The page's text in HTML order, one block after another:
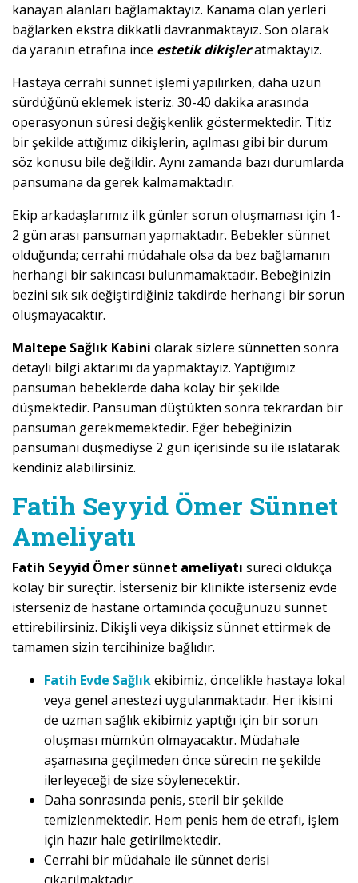
kanayan alanları bağlamaktayız. Kanama olan yerleri
bağlarken ekstra dikkatli davranmaktayız. Son olarak
da yaranın etrafına ince estetik dikişleratmaktayız.
Hastaya cerrahi sünnet işlemi yapılırken, daha uzun
sürdüğünü eklemek isteriz. 30-40 dakika arasında
operasyonun süresi değişkenlik göstermektedir. Titiz
bir şekilde attığımız dikişlerin, açılması gibi bir durum
söz konusu bile değildir. Aynı zamanda bazı durumlarda
pansumana da gerek kalmamaktadır.
Ekip arkadaşlarımız ilk günler sorun oluşmaması için 1-
2 gün arası pansuman yapmaktadır. Bebekler sünnet
olduğunda; cerrahi müdahale olsa da bez bağlamanın
herhangi bir sakıncası bulunmamaktadır. Bebeğinizin
bezini sık sık değiştirdiğiniz takdirde herhangi bir sorun
oluşmayacaktır.
Maltepe Sağlık Kabini olarak sizlere sünnetten sonra
detaylı bilgi aktarımı da yapmaktayız. Yaptığımız
pansuman bebeklerde daha kolay bir şekilde
düşmektedir. Pansuman düştükten sonra tekrardan bir
pansuman gerekmemektedir. Eğer bebeğinizin
pansumanı düşmediyse 2 gün içerisinde su ile ıslatarak
kendiniz alabilirsiniz.
Fatih Seyyid Ömer Sünnet
Ameliyatı
Fatih Seyyid Ömer sünnet ameliyatı süreci oldukça
kolay bir süreçtir. İsterseniz bir klinikte isterseniz evde
isterseniz de hastane ortamında çocuğunuzu sünnet
ettirebilirsiniz. Dikişli veya dikişsiz sünnet ettirmek de
tamamen sizin tercihinize bağlıdır.
Fatih Evde Sağlıkekibimiz, öncelikle hastaya lokal
veya genel anestezi uygulanmaktadır. Her ikisini
de uzman sağlık ekibimiz yaptığı için bir sorun
oluşması mümkün olmayacaktır. Müdahale
aşamasına geçilmeden önce sürecin ne şekilde
ilerleyeceği de size söylenecektir.
Daha sonrasında penis, steril bir şekilde
temizlenmektedir. Hem penis hem de etrafı, işlem
için hazır hale getirilmektedir.
Cerrahi bir müdahale ile sünnet derisi